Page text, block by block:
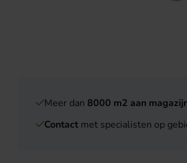
Meer dan 8000 m2 aan
Contact met specialisten op